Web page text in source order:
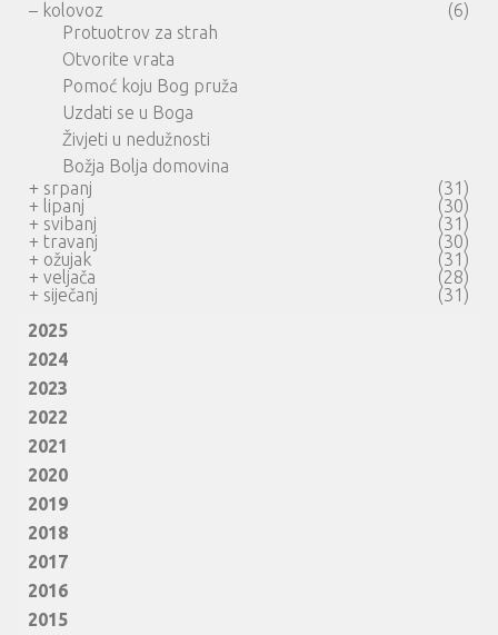
– kolovoz
(6)
Protuotrov za strah
Otvorite vrata
Pomoć koju Bog pruža
Uzdati se u Boga
Živjeti u nedužnosti
Božja Bolja domovina
+ srpanj
(31)
+ lipanj
(30)
+ svibanj
(31)
+ travanj
(30)
+ ožujak
(31)
+ veljača
(28)
+ siječanj
(31)
2025
2024
2023
2022
2021
2020
2019
2018
2017
2016
2015